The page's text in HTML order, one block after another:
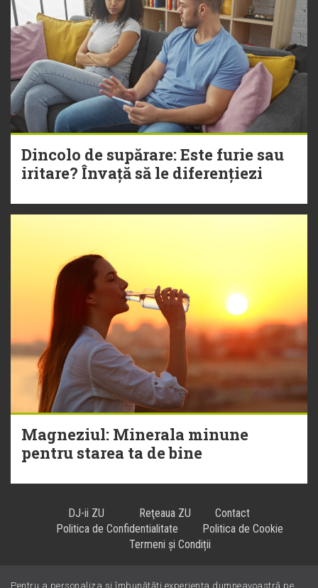
Dincolo de supărare: Este furie sau
iritare? Învață să le diferențiezi
Magneziul: Minerala minune
pentru starea ta de bine
DJ-ii ZU Reţeaua ZU
Contact
Politica de Confidentialitate
Politica de Cookie
Termeni și Condiții
Pentru a personaliza și îmbunătăți experiența dumneavoastră pe